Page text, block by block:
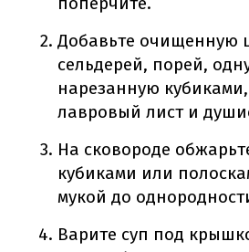
Добавьте очищенную
сельдерей, порей,
нарезанную
лавровый лист и
На сковороде
кубиками или
мукой до
Варите суп под